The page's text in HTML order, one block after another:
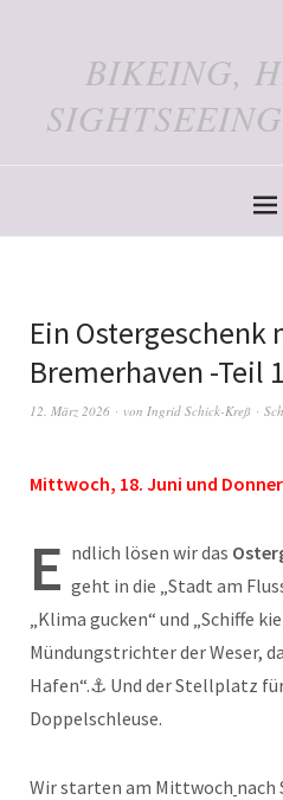
BIKEING,
Ein
Bremerhaven -Teil 1
12. März 2026 von Ingrid Schick-Kreß
Mittwoch, 18. Juni und
E ndlich lösen wir das
geht in die „Stadt am
„Klima gucken“ und „Schiffe
Mündungstrichter der Weser,
Hafen“.⚓ Und der Stellplatz
Doppelschleuse.
Wir starten am Mittwoch nach